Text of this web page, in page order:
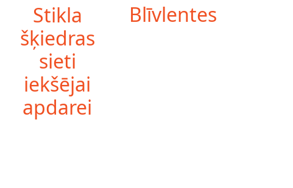
Stikla
šķiedras
sieti
iekšējai
apdarei
Blīvlentes